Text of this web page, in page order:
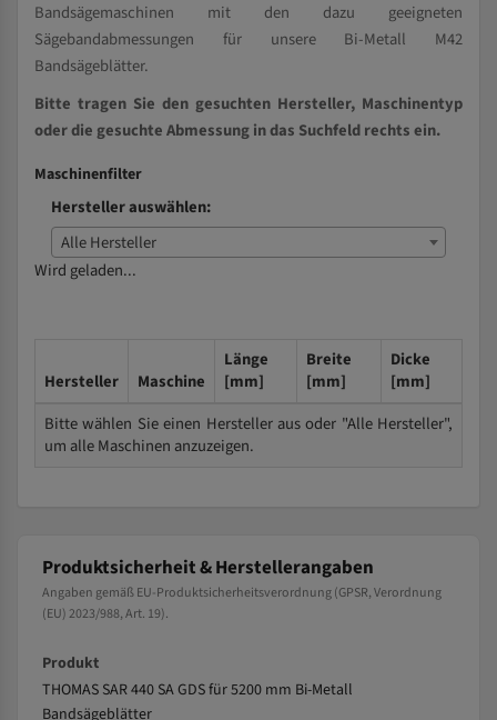
Bandsägemaschinen mit den dazu geeigneten
Sägebandabmessungen für unsere Bi-Metall M42
Bandsägeblätter.
Bitte tragen Sie den gesuchten Hersteller, Maschinentyp
oder die gesuchte Abmessung in das Suchfeld rechts ein.
Maschinenfilter
Hersteller auswählen:
Alle Hersteller
Wird geladen...
Hersteller Maschine
Länge
[mm]
Breite
[mm]
Dicke
[mm]
Bitte wählen Sie einen Hersteller aus oder "Alle Hersteller",
um alle Maschinen anzuzeigen.
Produktsicherheit & Herstellerangaben
Angaben gemäß EU-Produktsicherheitsverordnung (GPSR, Verordnung
(EU) 2023/988, Art. 19).
Produkt
THOMAS SAR 440 SA GDS für 5200 mm Bi-Metall
Bandsägeblätter